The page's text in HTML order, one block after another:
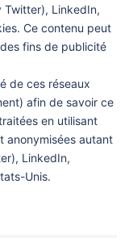
Twitter), LinkedIn,
Ce contenu peut
fins de publicité
de ces réseaux
afin de savoir ce
en utilisant
anonymisées autant
LinkedIn,
Unis.